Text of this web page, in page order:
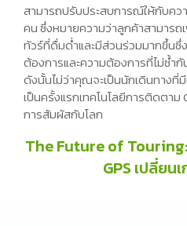
สามารถปรับประสบการณ์ให้กับคว
คน ซึ่งหมายความว่าลูกค้าสามาร
ทัวร์ที่ดื่มด่ำและมีส่วนร่วมมากขึ้นซึ่
ต้องการและความต้องการที่ไม่ซ้ำกั
ดังนั้นไม่ว่าคุณจะเป็นนักเดินทาง
เป็นครั้งแรกเทคโนโลยีการติดตาม
การสัมผัสกับโลก
The Future of
GPS เปลี่ยน